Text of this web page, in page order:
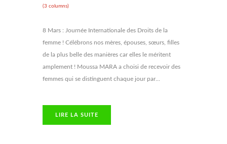
(3 columns)
8 Mars : Journée Internationale des Droits de la
femme ! Célébrons nos mères, épouses, sœurs, filles
de la plus belle des manières car elles le méritent
amplement ! Moussa MARA a choisi de recevoir des
femmes qui se distinguent chaque jour par...
LIRE LA SUITE